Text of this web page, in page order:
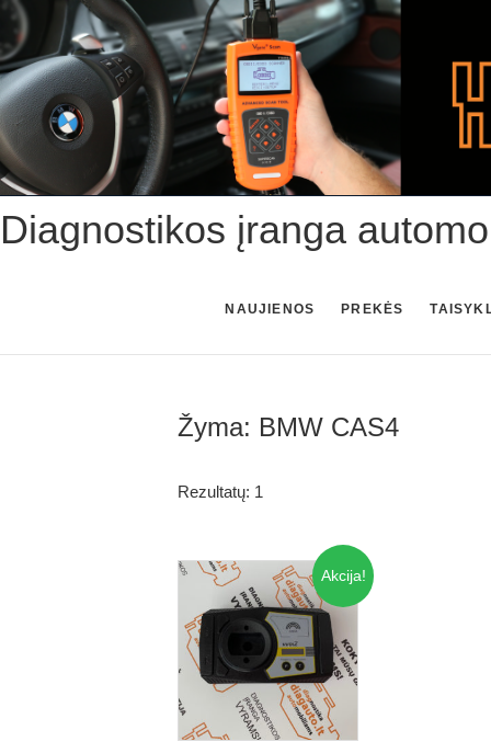
Skip
to
content
Diagnostikos įranga
NAUJIENOS PREKĖS
Žyma: BMW CAS4
Rezultatų: 1
Akcija!